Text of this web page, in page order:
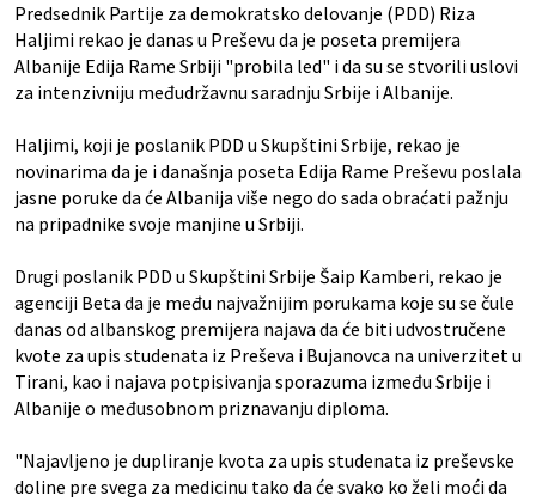
Predsednik Partije za demokratsko delovanje (PDD) Riza
Haljimi rekao je danas u Preševu da je poseta premijera
Albanije Edija Rame Srbiji "probila led" i da su se stvorili uslovi
za intenzivniju međudržavnu saradnju Srbije i Albanije.
Haljimi, koji je poslanik PDD u Skupštini Srbije, rekao je
novinarima da je i današnja poseta Edija Rame Preševu poslala
jasne poruke da će Albanija više nego do sada obraćati pažnju
na pripadnike svoje manjine u Srbiji.
Drugi poslanik PDD u Skupštini Srbije Šaip Kamberi, rekao je
agenciji Beta da je među najvažnijim porukama koje su se čule
danas od albanskog premijera najava da će biti udvostručene
kvote za upis studenata iz Preševa i Bujanovca na univerzitet u
Tirani, kao i najava potpisivanja sporazuma između Srbije i
Albanije o međusobnom priznavanju diploma.
"Najavljeno je dupliranje kvota za upis studenata iz preševske
doline pre svega za medicinu tako da će svako ko želi moći da